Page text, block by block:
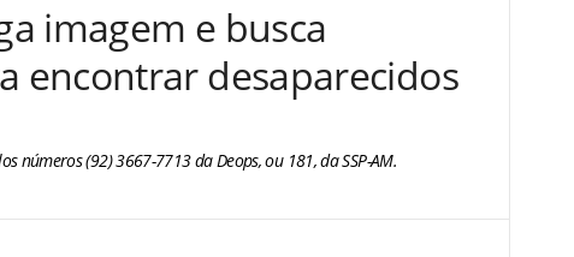
imagem e busca
encontrar desaparecidos
números (92) 3667-7713 da Deops, ou 181, da SSP-AM.